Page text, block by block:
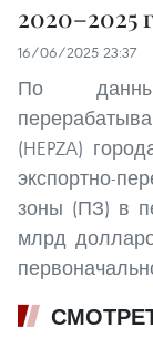
2020–2025
16/06/2025 23:37
По
(HEPZA)
экспортно-
зоны (ПЗ) в
млрд